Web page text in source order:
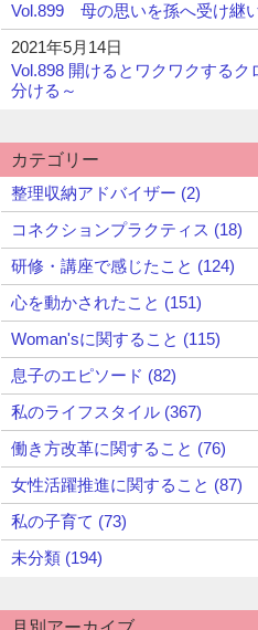
Vol.899 母の思いを孫へ受け継
2021年5月14日
Vol.898 開けるとワクワクする
分ける～
カテゴリー
整理収納アドバイザー (2)
コネクションプラクティス (18)
研修・講座で感じたこと (124)
心を動かされたこと (151)
Woman'sに関すること (115)
息子のエピソード (82)
私のライフスタイル (367)
働き方改革に関すること (76)
女性活躍推進に関すること (87)
私の子育て (73)
未分類 (194)